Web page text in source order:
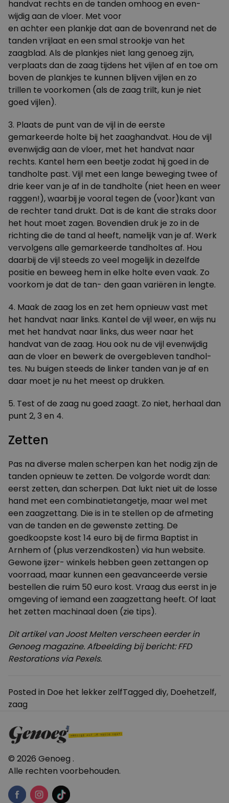
handvat rechts en de tanden omhoog en even-
wijdig aan de vloer. Met voor
en achter een plankje dat aan de bovenrand net de
tanden vrijlaat en een smal strookje van het
zaagblad. Als de plankjes niet lang genoeg zijn,
verplaats dan de zaag tijdens het vijlen af en toe om
boven de plankjes te kunnen blijven vijlen en zo
trillen te voorkomen (als de zaag trilt, kun je niet
goed vijlen).
3. Plaats de punt van de vijl in de eerste
gemarkeerde holte bij het zaaghandvat. Hou de vijl
evenwijdig aan de vloer, met het handvat naar
rechts. Kantel hem een beetje zodat hij goed in de
tandholte past. Vijl met een lange beweging twee of
drie keer van je af in de tandholte (niet heen en weer
raggen!), waarbij je vooral tegen de (voor)kant van
de rechter tand drukt. Dat is de kant die straks door
het hout moet zagen. Bovendien druk je zo in de
richting die de tand al heeft, namelijk van je af. Werk
vervolgens alle gemarkeerde tandholtes af. Hou
daarbij de vijl steeds zo veel mogelijk in dezelfde
positie en beweeg hem in elke holte even vaak. Zo
voorkom je dat de tan- den gaan variëren in lengte.
4. Maak de zaag los en zet hem opnieuw vast met
het handvat naar links. Kantel de vijl weer, en wijs nu
met het handvat naar links, dus weer naar het
handvat van de zaag. Hou ook nu de vijl evenwijdig
aan de vloer en bewerk de overgebleven tandhol-
tes. Nu buigen steeds de linker tanden van je af en
daar moet je nu het meest op drukken.
5. Test of de zaag nu goed zaagt. Zo niet, herhaal dan
punt 2, 3 en 4.
Zetten
Pas na diverse malen scherpen kan het nodig zijn de
tanden opnieuw te zetten. De volgorde wordt dan:
eerst zetten, dan scherpen. Dat lukt niet uit de losse
hand met een combinatietangetje, maar wel met
een zaagzettang. Die is in te stellen op de afmeting
van de tanden en de gewenste zetting. De
goedkoopste kost 14 euro bij de firma Baptist in
Arnhem of (plus verzendkosten) via hun website.
Gewone ijzer- winkels hebben geen zettangen op
voorraad, maar kunnen een geavanceerde versie
bestellen die ruim 50 euro kost. Vraag dus eerst in je
omgeving of iemand een zaagzettang heeft. Of laat
het zetten machinaal doen (zie tips).
Dit artikel van Joost Melten verscheen eerder in
Genoeg magazine. Afbeelding bij bericht: FFD
Restorations via Pexels.
Posted in Doe het lekker zelfTagged diy, Doehetzelf,
zaag
© 2026 Genoeg .
Alle rechten voorbehouden.